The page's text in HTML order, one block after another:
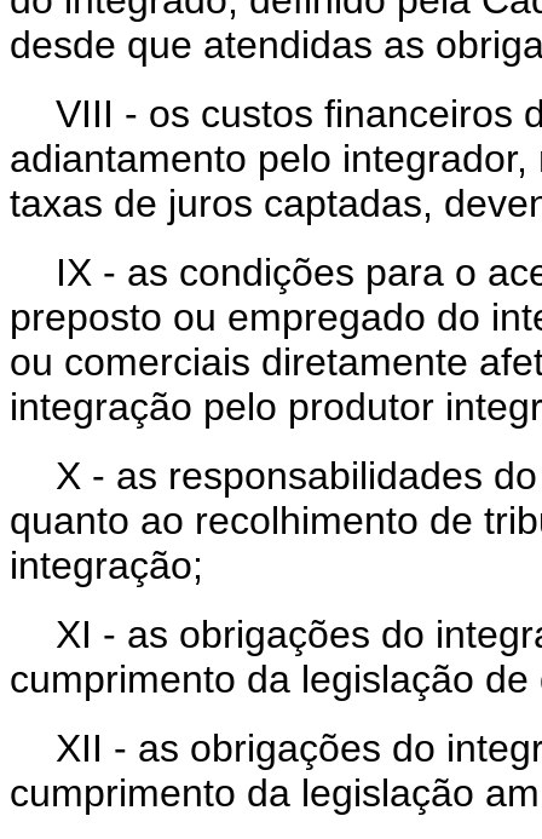
desde que atendidas as
VIII - os custos financeiros
adiantamento pelo
taxas de juros captadas,
IX - as condições para o
preposto ou empregado do
ou comerciais diretamente
integração pelo produtor
X - as responsabilidades
quanto ao recolhimento de
integração;
XI - as obrigações do
cumprimento da legislação
XII - as obrigações do
cumprimento da legislação